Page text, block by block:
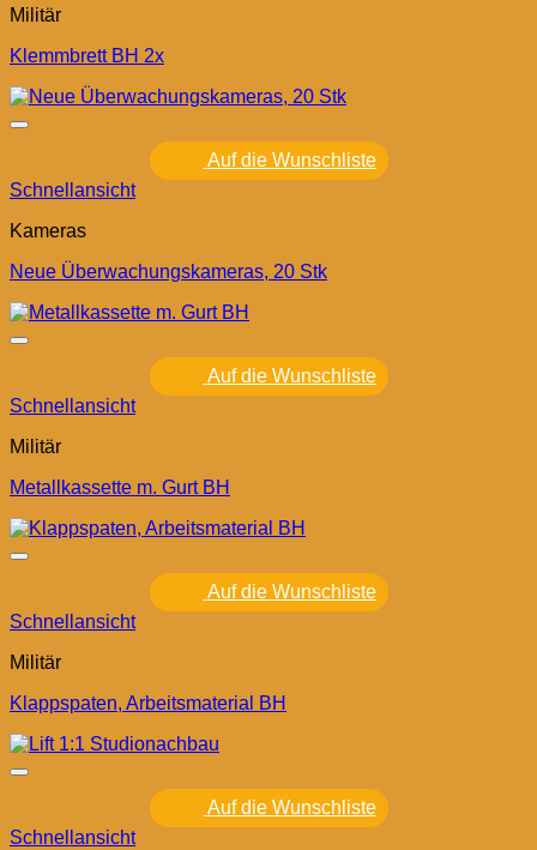
Militär
Klemmbrett BH 2x
Auf die Wunschliste
Schnellansicht
Kameras
Neue Überwachungskameras, 20 Stk
Auf die Wunschliste
Schnellansicht
Militär
Metallkassette m. Gurt BH
Auf die Wunschliste
Schnellansicht
Militär
Klappspaten, Arbeitsmaterial BH
Auf die Wunschliste
Schnellansicht